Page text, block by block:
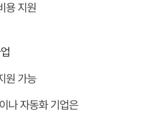
용 지원
원 가능
나 자동화 기업은